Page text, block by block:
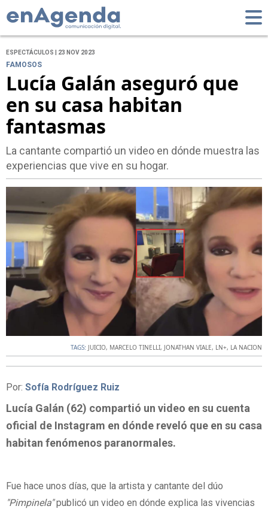
ESPECTÁCULOS | 23 NOV 2023
FAMOSOS
Lucía Galán aseguró que
en su casa habitan
fantasmas
La cantante compartió un video en dónde muestra las
experiencias que vive en su hogar.
TAGS: JUICIO, MARCELO TINELLI, JONATHAN VIALE, LN+, LA NACION
Por: Sofía Rodríguez Ruiz
Lucía Galán (62) compartió un video en su cuenta
oficial de Instagram en dónde reveló que en su casa
habitan fenómenos paranormales.
Fue hace unos días, que la artista y cantante del dúo
"Pimpinela"publicó un video en dónde explica las vivencias